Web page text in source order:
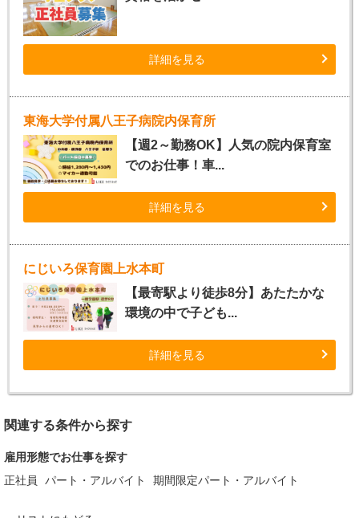
詳細を見る
東海大学付属八王子病院内保育所
【週2～勤務OK】人気の院内保育室
でのお仕事！車...
詳細を見る
にじいろ保育園上水本町
【最寄駅より徒歩8分】あたたかな
環境の中で子ども...
詳細を見る
関連する条件から探す
雇用形態でお仕事を探す
正社員
パート・アルバイト 期間限定パート・アルバイト